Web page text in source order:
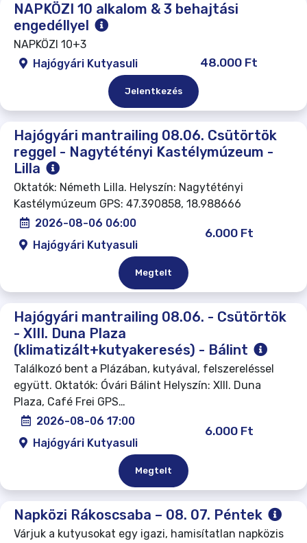
NAPKÖZI 10 alkalom & 3 behajtási
engedéllyel
NAPKÖZI 10+3
Hajógyári Kutyasuli
48.000 Ft
Jelentkezés
Hajógyári mantrailing 08.06. Csütörtök
reggel - Nagytétényi Kastélymúzeum -
Lilla
Oktatók: Németh Lilla. Helyszín: Nagytétényi
Kastélymúzeum GPS: 47.390858, 18.988666
2026-08-06 06:00
Hajógyári Kutyasuli
6.000 Ft
Megtelt
Hajógyári mantrailing 08.06. - Csütörtök
- XIII. Duna Plaza
(klimatizált+kutyakeresés) - Bálint
Találkozó bent a Plázában, kutyával, felszereléssel
együtt. Oktatók: Óvári Bálint Helyszín: XIII. Duna
Plaza, Café Frei GPS…
2026-08-06 17:00
Hajógyári Kutyasuli
6.000 Ft
Megtelt
Napközi Rákoscsaba – 08. 07. Péntek
Várjuk a kutyusokat egy igazi, hamisítatlan napközis